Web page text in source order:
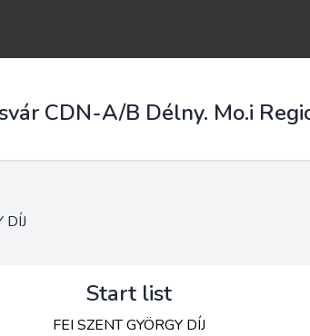
CDN-A/B Délny. Mo.i
DÍJ
Start list
FEI SZENT GYÖRGY DÍJ